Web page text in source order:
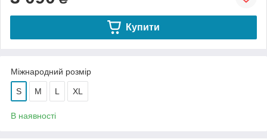
Купити
Міжнародний розмір
S M L XL
В наявності